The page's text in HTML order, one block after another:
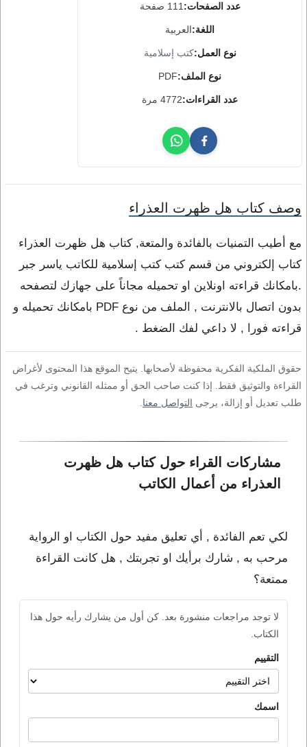
عدد الصفحات: 111 صفحة
اللغة:العربية
نوع العمل:كتب إسلامية
نوع الملف:PDF
عدد القراءات:4772 مرة
وصف كتاب هل ظهرت العذراء
مع أطيب التمنيات بالفائدة والمتعة, كتاب هل ظهرت العذراء
كتاب إلكتروني من قسم كتب كتب إسلامية للكاتب ياسر جبر
.بامكانك قراءته اونلاين او تحميله مجاناً على جهازك لتصفحه
بدون اتصال بالانترنت , الملف من نوع PDF بامكانك تحميله و
قراءته فورا , لا داعي لفك الضغط .
حقوق الملكية الفكرية محفوظة لأصحابها. يتيح الموقع هذا المحتوى لأغراض
القراءة والتوثيق فقط. إذا كنت صاحب الحق أو ممثله القانوني وترغب في
طلب تعديل أو إزالة، يرجى التواصل معنا
مشاركات القراء حول كتاب هل ظهرت
العذراء من أعمال الكاتب
لكي تعم الفائدة , أي تعليق مفيد حول الكتاب او الرواية
مرحب به , شارك برأيك او تجربتك , هل كانت القراءة
ممتعة؟
لا توجد مراجعات منشورة بعد. كن أول من يشارك رأيه حول هذا
الكتاب.
التقييم
اسمك